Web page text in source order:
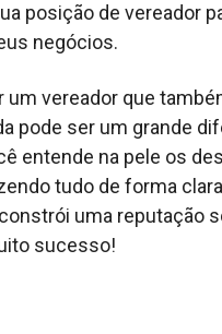
posição de vereador
negócios.
um vereador que
pode ser um grande
entende na pele os
tudo de forma
uma reputação
sucesso!